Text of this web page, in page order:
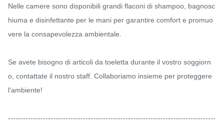
Nelle camere sono disponibili grandi flaconi di shampoo, bagnosc
hiuma e disinfettante per le mani per garantire comfort e promuo
vere la consapevolezza ambientale.
Se avete bisogno di articoli da toeletta durante il vostro soggiorn
o, contattate il nostro staff. Collaboriamo insieme per proteggere
l'ambiente!
-----------------------------------------------------------------------------------